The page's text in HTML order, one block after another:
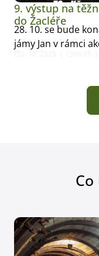
9. výstup na
do Žacléře
28. 10. se bude
jámy Jan v rámci